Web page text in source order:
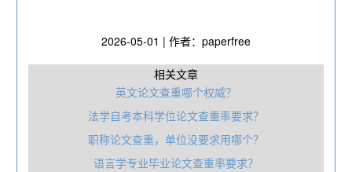
2026-05-01 | 作者：paperfree
相关文章
英文论文查重哪个权威？
法学自考本科学位论文查重率要求？
职‎称论文查重，单位没要求用哪个？
语言学专业毕业论文查重率要求？